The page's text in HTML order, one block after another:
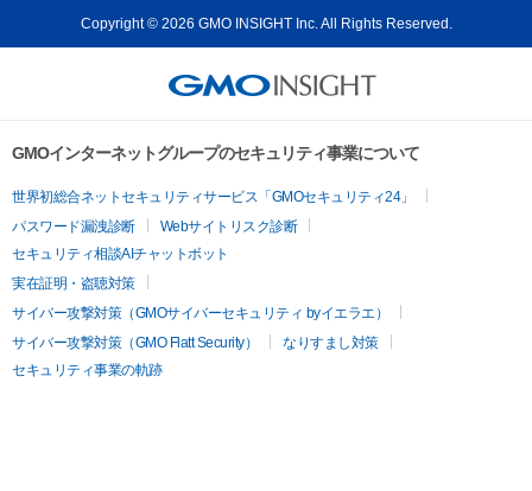
Copyright © 2026 GMO INSIGHT Inc. All Rights Reserved.
GMOインターネットグループのセキュリティ事業について
世界初総合ネットセキュリティサービス「GMOセキュリティ24」
パスワード漏洩診断
Webサイトリスク診断
セキュリティ相談AIチャットボット
実在証明・盗聴対策
サイバー攻撃対策（GMOサイバーセキュリティ byイエラエ）
サイバー攻撃対策（GMO Flatt Security）
なりすまし対策
セキュリティ事業の軌跡